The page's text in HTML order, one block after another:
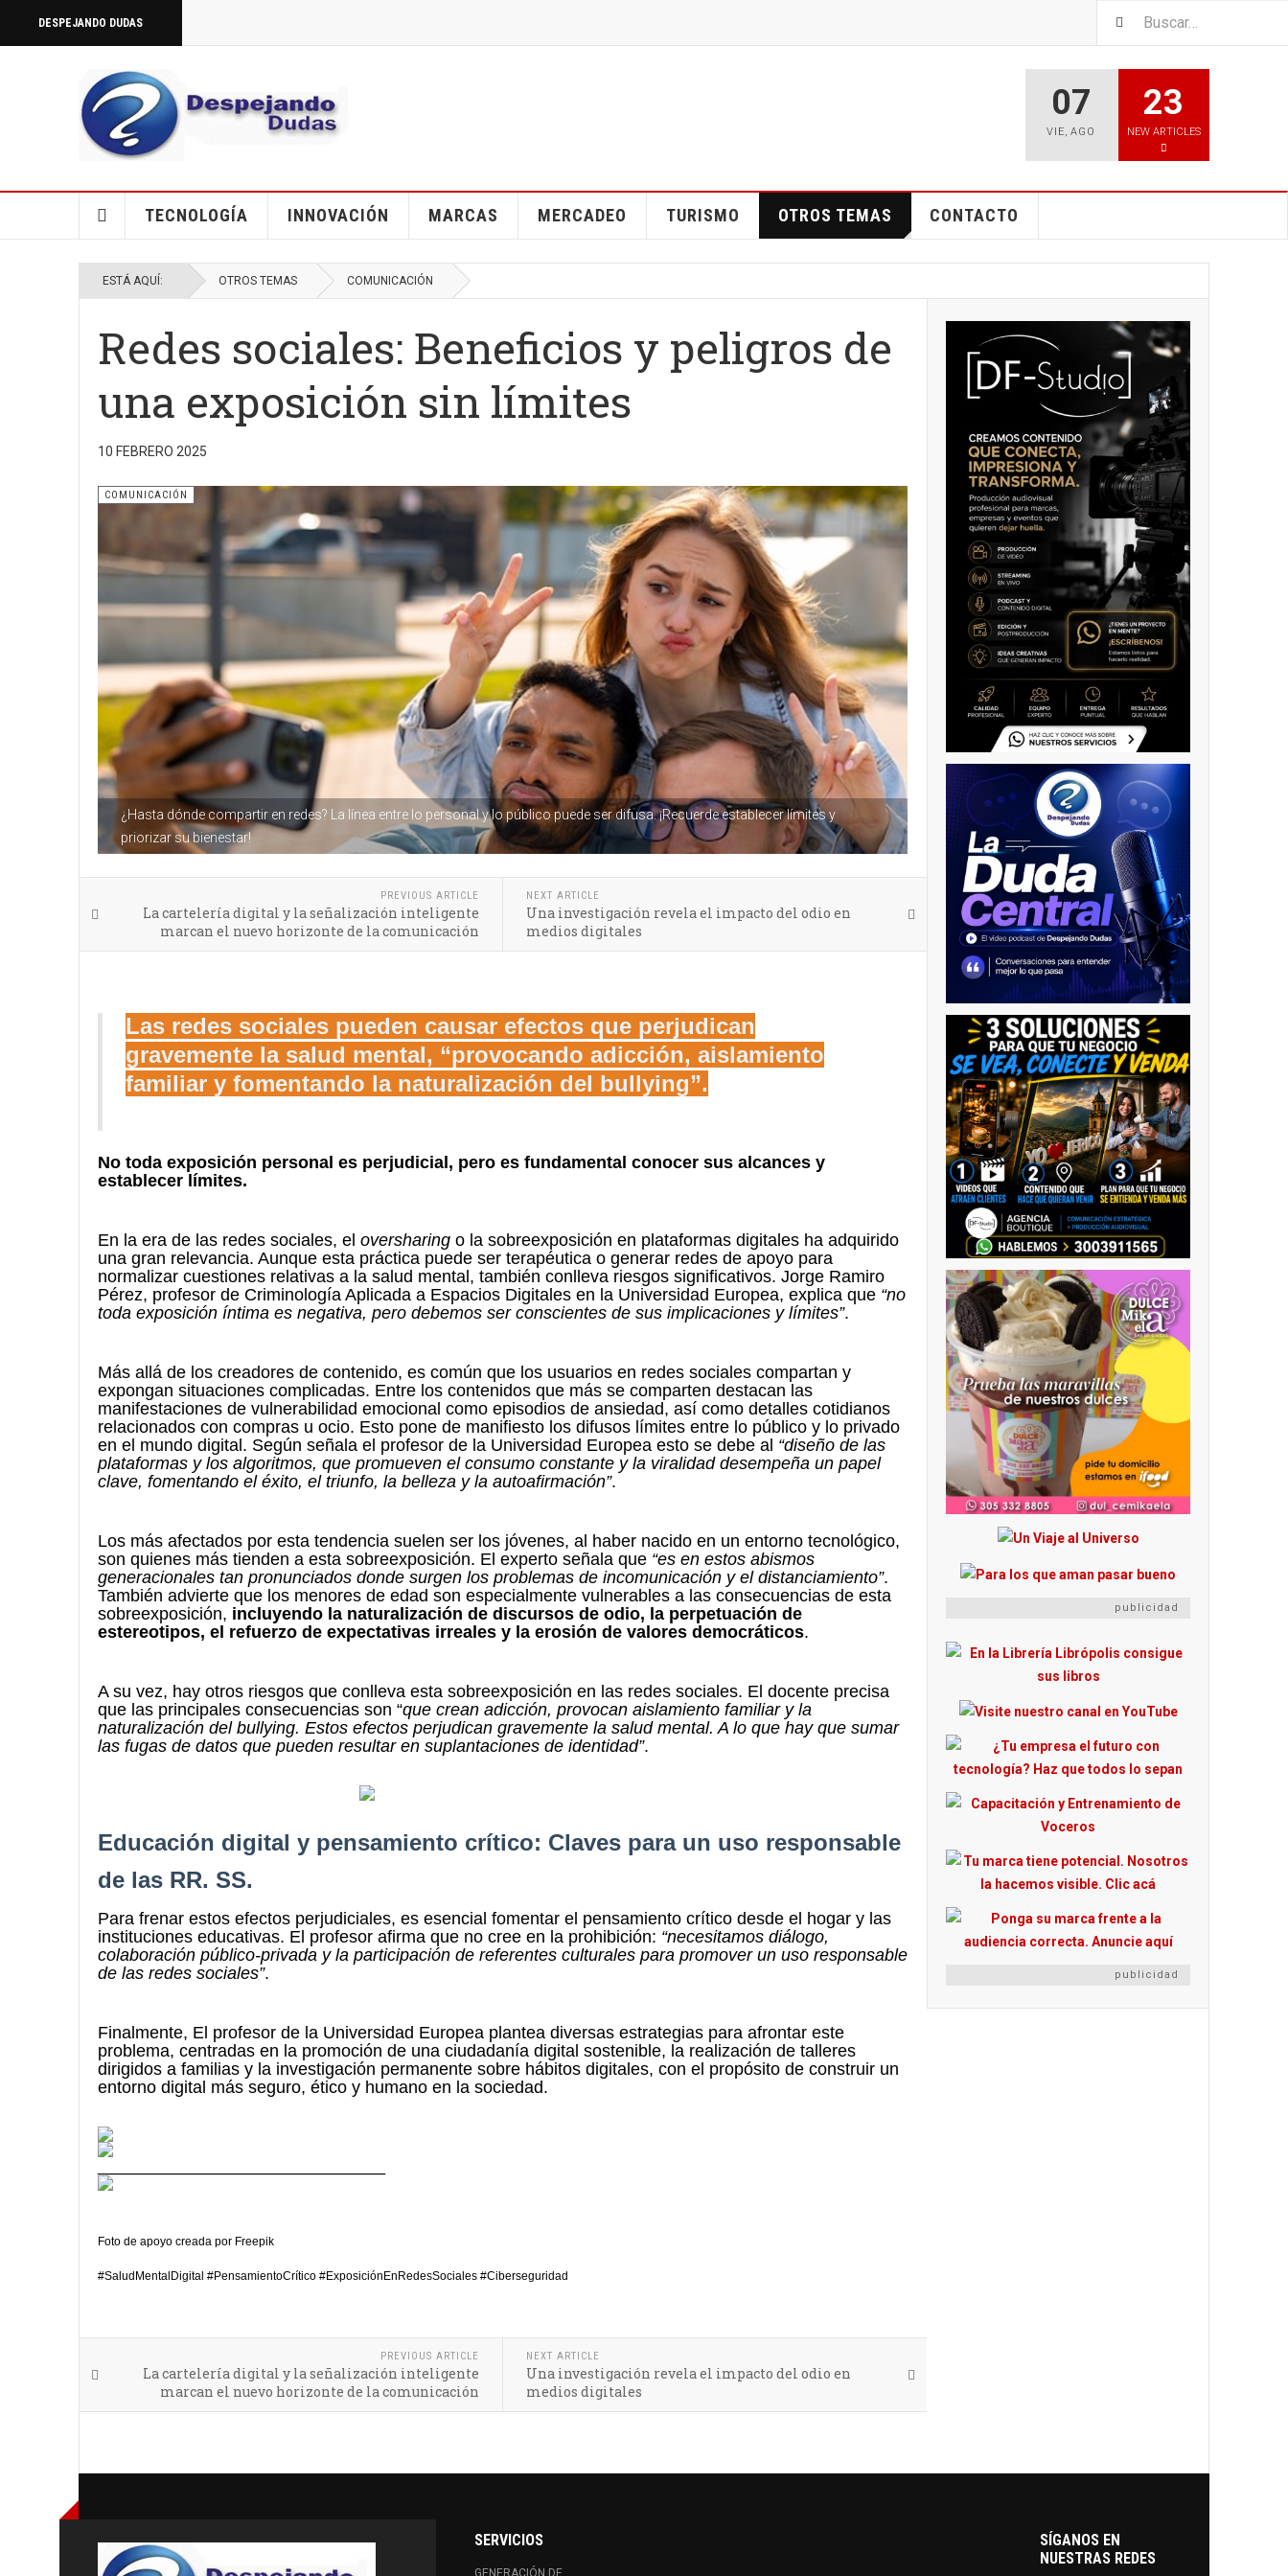
DESPEJANDO DUDAS
07
VIE,AGO
23
NEW ARTICLES
TECNOLOGÍA INNOVACIÓN MARCAS MERCADEO TURISMO OTROS TEMAS CONTACTO
ESTÁ AQUÍ: OTROS TEMAS COMUNICACIÓN
Redes sociales: Beneficios y peligros de
una exposición sin límites
10 FEBRERO 2025
¿Hasta dónde compartir en redes? La línea entre lo personal y lo público puede ser difusa. ¡Recuerde establecer límites y
priorizar su bienestar!
COMUNICACIÓN
PREVIOUS ARTICLE
La cartelería digital y la señalización inteligente
marcan el nuevo horizonte de la comunicación
NEXT ARTICLE
Una investigación revela el impacto del odio en
medios digitales
Las redes sociales pueden causar efectos que perjudican
gravemente la salud mental, “provocando adicción, aislamiento
familiar y fomentando la naturalización del bullying”.
No toda exposición personal es perjudicial, pero es fundamental conocer sus alcances y
establecer límites.
En la era de las redes sociales, el oversharing o la sobreexposición en plataformas digitales ha adquirido
una gran relevancia. Aunque esta práctica puede ser terapéutica o generar redes de apoyo para
normalizar cuestiones relativas a la salud mental, también conlleva riesgos significativos. Jorge Ramiro
Pérez, profesor de Criminología Aplicada a Espacios Digitales en la Universidad Europea, explica que “no
toda exposición íntima es negativa, pero debemos ser conscientes de sus implicaciones y límites”.
Más allá de los creadores de contenido, es común que los usuarios en redes sociales compartan y
expongan situaciones complicadas. Entre los contenidos que más se comparten destacan las
manifestaciones de vulnerabilidad emocional como episodios de ansiedad, así como detalles cotidianos
relacionados con compras u ocio. Esto pone de manifiesto los difusos límites entre lo público y lo privado
en el mundo digital. Según señala el profesor de la Universidad Europea esto se debe al “diseño de las
plataformas y los algoritmos, que promueven el consumo constante y la viralidad desempeña un papel
clave, fomentando el éxito, el triunfo, la belleza y la autoafirmación”.
Los más afectados por esta tendencia suelen ser los jóvenes, al haber nacido en un entorno tecnológico,
son quienes más tienden a esta sobreexposición. El experto señala que “es en estos abismos
generacionales tan pronunciados donde surgen los problemas de incomunicación y el distanciamiento”.
También advierte que los menores de edad son especialmente vulnerables a las consecuencias de esta
sobreexposición, incluyendo la naturalización de discursos de odio, la perpetuación de
estereotipos, el refuerzo de expectativas irreales y la erosión de valores democráticos.
A su vez, hay otros riesgos que conlleva esta sobreexposición en las redes sociales. El docente precisa
que las principales consecuencias son “que crean adicción, provocan aislamiento familiar y la
naturalización del bullying. Estos efectos perjudican gravemente la salud mental. A lo que hay que sumar
las fugas de datos que pueden resultar en suplantaciones de identidad”.
Educación digital y pensamiento crítico: Claves para un uso responsable
de las RR. SS.
Para frenar estos efectos perjudiciales, es esencial fomentar el pensamiento crítico desde el hogar y las
instituciones educativas. El profesor afirma que no cree en la prohibición: “necesitamos diálogo,
colaboración público-privada y la participación de referentes culturales para promover un uso responsable
de las redes sociales”.
Finalmente, El profesor de la Universidad Europea plantea diversas estrategias para afrontar este
problema, centradas en la promoción de una ciudadanía digital sostenible, la realización de talleres
dirigidos a familias y la investigación permanente sobre hábitos digitales, con el propósito de construir un
entorno digital más seguro, ético y humano en la sociedad.
Foto de apoyo creada por Freepik
#SaludMentalDigital #PensamientoCrítico #ExposiciónEnRedesSociales #Ciberseguridad
PREVIOUS ARTICLE
La cartelería digital y la señalización inteligente
marcan el nuevo horizonte de la comunicación
NEXT ARTICLE
Una investigación revela el impacto del odio en
medios digitales
publicidad
publicidad
SERVICIOS
GENERACIÓN DE
SÍGANOS EN
NUESTRAS REDES